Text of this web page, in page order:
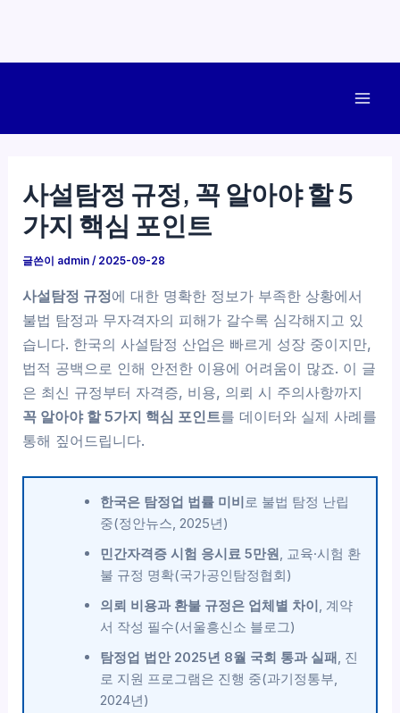
사설탐정 규정, 꼭 알아야 할 5
가지 핵심 포인트
글쓴이 admin/ 2025-09-28
사설탐정 규정에 대한 명확한 정보가 부족한 상황에서
불법 탐정과 무자격자의 피해가 갈수록 심각해지고 있
습니다. 한국의 사설탐정 산업은 빠르게 성장 중이지만,
법적 공백으로 인해 안전한 이용에 어려움이 많죠. 이 글
은 최신 규정부터 자격증, 비용, 의뢰 시 주의사항까지
꼭 알아야 할 5가지 핵심 포인트를 데이터와 실제 사례를
통해 짚어드립니다.
한국은 탐정업 법률 미비로 불법 탐정 난립
중(정안뉴스, 2025년)
민간자격증 시험 응시료 5만원, 교육·시험 환
불 규정 명확(국가공인탐정협회)
의뢰 비용과 환불 규정은 업체별 차이, 계약
서 작성 필수(서울흥신소 블로그)
탐정업 법안 2025년 8월 국회 통과 실패, 진
로 지원 프로그램은 진행 중(과기정통부,
2024년)